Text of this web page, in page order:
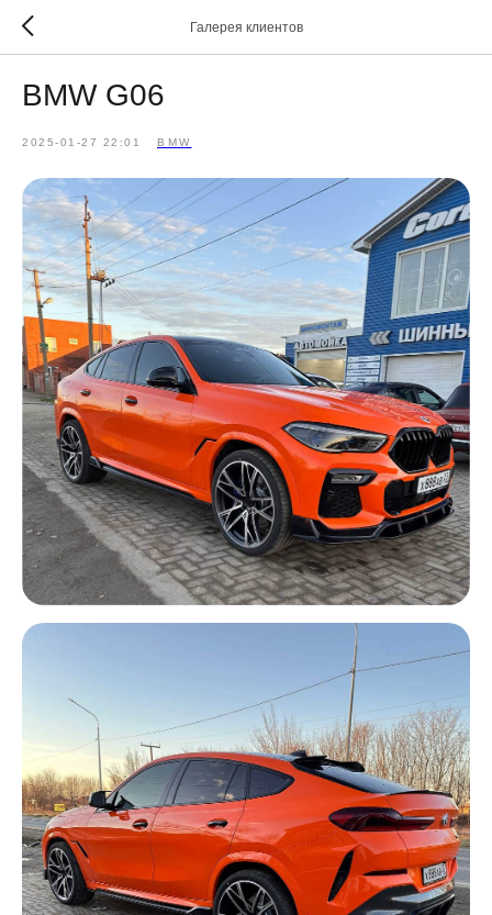
Галерея клиентов
BMW G06
2025-01-27 22:01 BMW